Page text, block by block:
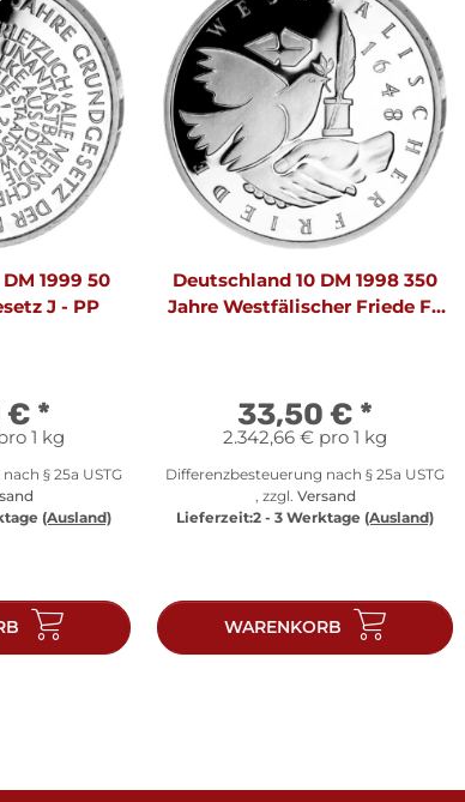
1999 50
J - PP
€ *
1 kg
§ 25a USTG
(Ausland)
Deutschland 10 DM 1998 350
Jahre Westfälischer Friede F -
33,50 € *
2.342,66 € pro 1 kg
Differenzbesteuerung nach § 25a USTG
, zzgl. Versand
Lieferzeit:2 - 3 Werktage (Ausland)
WARENKORB